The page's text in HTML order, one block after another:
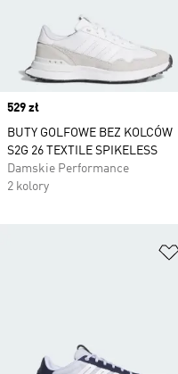
Price
529 zł
BUTY GOLFOWE BEZ KOLCÓW
S2G 26 TEXTILE SPIKELESS
Damskie Performance
2 kolory